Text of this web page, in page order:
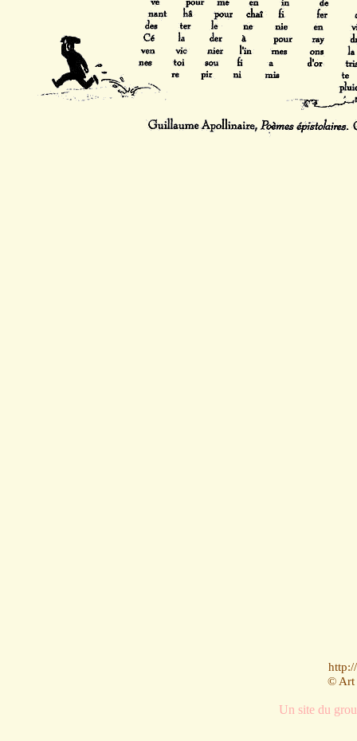
© Art
Un site du